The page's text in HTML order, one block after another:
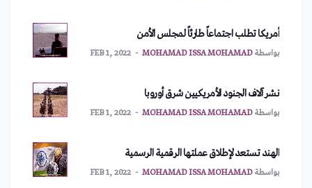
أمريكا تطلب اجتماعاً طارئاً لمجلس الأمن
بواسطةMOHAMAD ISSA MOHAMAD
FEB 1, 2022
نشر آلاف الجنود الأمريكيين شرق أوروبا
بواسطةMOHAMAD ISSA MOHAMAD
FEB 1, 2022
الهند تستعد لإطلاق عملتها الرقمية الرسمية
بواسطةMOHAMAD ISSA MOHAMAD
FEB 1, 2022